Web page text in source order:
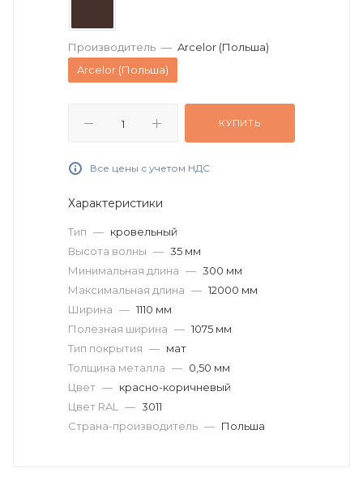
Производитель — Arcelor (Польша)
Arcelor (Польша)
КУПИТЬ
Все цены с учетом НДС
Характеристики
Тип — кровельный
Высота волны — 35 мм
Минимальная длина — 300 мм
Максимальная длина — 12000 мм
Ширина — 1110 мм
Полезная ширина — 1075 мм
Тип покрытия — мат
Толщина металла — 0,50 мм
Цвет — красно-коричневый
Цвет RAL
— 3011
Страна-производитель — Польша